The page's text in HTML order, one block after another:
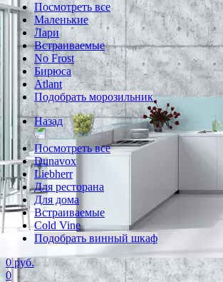
Посмотреть все
Маленькие
Лари
Встраиваемые
No Frost
Бирюса
Atlant
Подобрать морозильник
Назад
Посмотреть все
Dunavox
Liebherr
Для ресторана
Для дома
Встраиваемые
Cold Vine
Подобрать винный шкаф
0 руб.
0